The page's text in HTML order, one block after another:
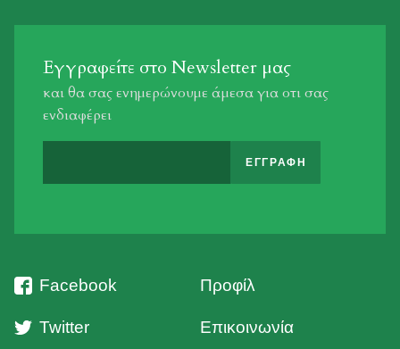
Εγγραφείτε στο Newsletter μας
και θα σας ενημερώνουμε άμεσα για οτι σας
ενδιαφέρει
Facebook
Twitter
Προφίλ
Επικοινωνία